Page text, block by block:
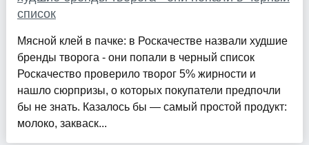
список
Мясной клей в пачке: в Роскачестве назвали худшие
бренды творога - они попали в черный список
Роскачество проверило творог 5% жирности и
нашло сюрпризы, о которых покупатели предпочли
бы не знать. Казалось бы — самый простой продукт:
молоко, закваск...